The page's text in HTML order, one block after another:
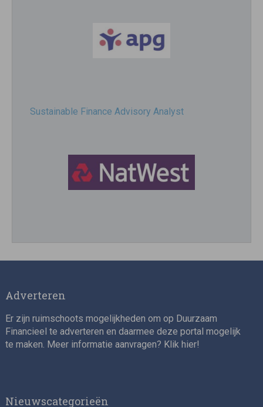
Sustainable Finance Advisory Analyst
Director, Impact Investing
Adverteren
Er zijn ruimschoots mogelijkheden om op Duurzaam
Financieel te adverteren en daarmee deze portal mogelijk
te maken. Meer informatie aanvragen? Klik hier!
Nieuwscategorieën